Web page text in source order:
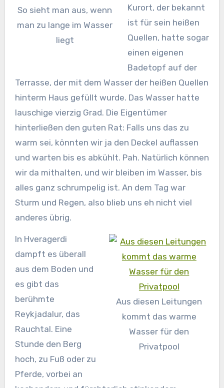
So sieht man aus, wenn
man zu lange im Wasser
liegt
Kurort, der bekannt
ist für sein heißen
Quellen, hatte sogar
einen eigenen
Badetopf auf der
Terrasse, der mit dem Wasser der heißen Quellen
hinterm Haus gefüllt wurde. Das Wasser hatte
lauschige vierzig Grad. Die Eigentümer
hinterließen den guten Rat: Falls uns das zu
warm sei, könnten wir ja den Deckel auflassen
und warten bis es abkühlt. Pah. Natürlich können
wir da mithalten, und wir bleiben im Wasser, bis
alles ganz schrumpelig ist. An dem Tag war
Sturm und Regen, also blieb uns eh nicht viel
anderes übrig.
Aus diesen Leitungen
kommt das warme
Wasser für den
Privatpool
In Hveragerdi
dampft es überall
aus dem Boden und
es gibt das
berühmte
Reykjadalur, das
Rauchtal. Eine
Stunde den Berg
hoch, zu Fuß oder zu
Pferde, vorbei an